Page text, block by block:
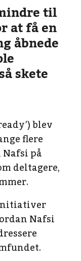
til
at få en
åbnede
skete
blev
flere
på
deltagere,
Nafsi